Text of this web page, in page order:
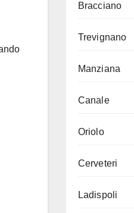
Bracciano
Trevignano
Manziana
Canale
Oriolo
Cerveteri
Ladispoli